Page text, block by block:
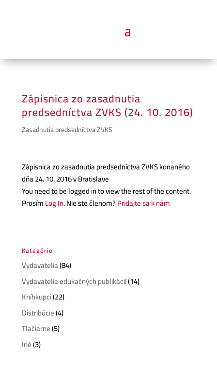
Zápisnica zo zasadnutia
predsedníctva ZVKS (24. 10. 2016)
Zasadnutia predsedníctva ZVKS
Zápisnica zo zasadnutia predsedníctva ZVKS konaného
dňa 24. 10. 2016 v Bratislave
You need to be logged in to view the rest of the content.
ProsímLog In. Nie ste členom?Pridajte sa k nám
Kategórie
Vydavatelia(84)
Vydavatelia edukačných publikácií(14)
Kníhkupci(22)
Distribúcie(4)
Tlačiarne(5)
Iné(3)